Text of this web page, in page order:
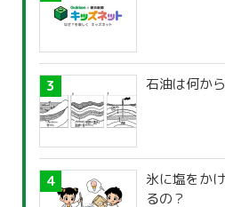
石油は何か
氷に塩をか
るの？